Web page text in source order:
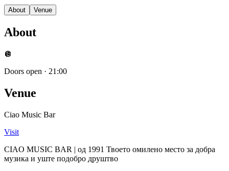
About Venue
About
🪩
Doors open · 21:00
Venue
Ciao Music Bar
Visit
CIAO MUSIC BAR | од 1991 Твоето омилено место за добра
музика и уште подобро друштвo